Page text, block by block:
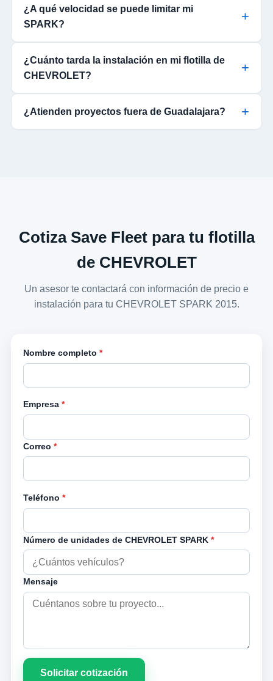
¿A qué velocidad se puede limitar mi
SPARK?
¿Cuánto tarda la instalación en mi flotilla de
CHEVROLET?
¿Atienden proyectos fuera de Guadalajara?
Cotiza Save Fleet para tu flotilla
de CHEVROLET
Un asesor te contactará con información de precio e
instalación para tu CHEVROLET SPARK 2015.
Nombre completo *
Empresa *
Correo *
Teléfono *
Número de unidades de CHEVROLET SPARK *
Mensaje
Solicitar cotización